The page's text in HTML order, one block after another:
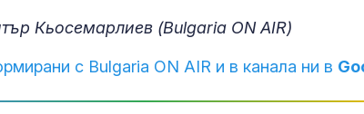
Кьосемарлиев (Bulgaria ON AIR)
с Bulgaria ON AIR и в канала ни в